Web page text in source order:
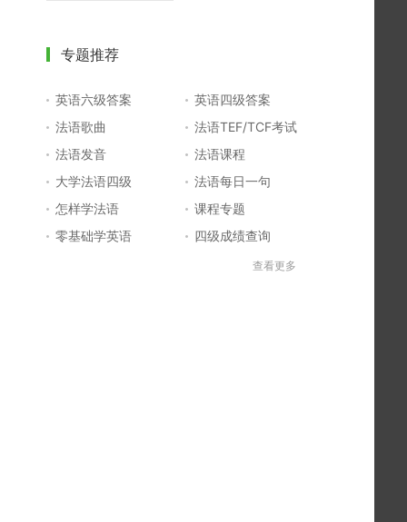
专题推荐
英语六级答案
英语四级答案
法语歌曲
法语TEF/TCF考试
法语发音
法语课程
大学法语四级
法语每日一句
怎样学法语
课程专题
零基础学英语
四级成绩查询
四六级成绩查询
查看更多